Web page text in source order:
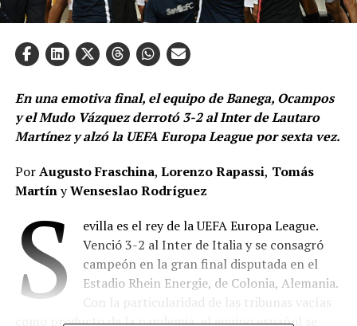
En una emotiva final, el equipo de Banega, Ocampos
y el Mudo Vázquez derrotó 3-2 al Inter de Lautaro
Martínez y alzó la UEFA Europa League por sexta vez.
PorAugusto Fraschina, Lorenzo Rapassi, Tomás
MartínyWenseslao Rodríguez
S
evilla es el rey de la UEFA Europa League.
Venció 3-2 al Inter de Italia y se consagró
campeón en la gran final disputada en el
Estadio Rhein Energie, de Colonia, Alemania.
Con la particularidad de las tribunas vacías
como producto de la pandemia, el equipo español se